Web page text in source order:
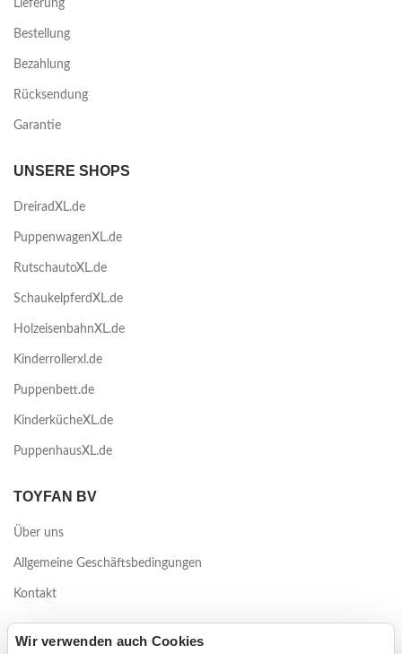
Lieferung
Bestellung
Bezahlung
Rücksendung
Garantie
UNSERE SHOPS
DreiradXL.de
PuppenwagenXL.de
RutschautoXL.de
SchaukelpferdXL.de
HolzeisenbahnXL.de
Kinderrollerxl.de
Puppenbett.de
KinderkücheXL.de
PuppenhausXL.de
TOYFAN BV
Über uns
Allgemeine Geschäftsbedingungen
Kontakt
Wir verwenden auch Cookies